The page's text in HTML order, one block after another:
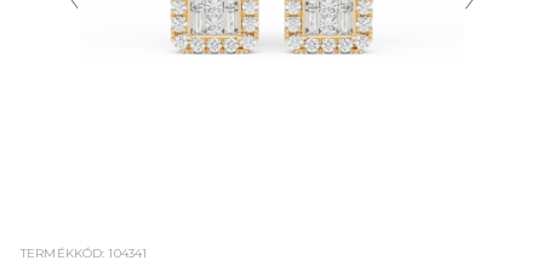
TERMÉKKÓD:104341